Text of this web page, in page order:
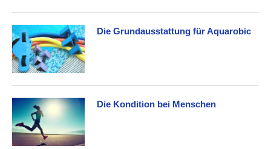
Die Grundausstattung für Aquarobic
Die Kondition bei Menschen